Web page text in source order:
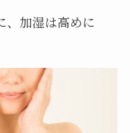
加湿は高めに